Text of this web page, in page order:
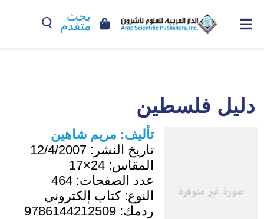
بحث
متقدم
دليل فلسطين
تأليف: مريم شاهين
تاريخ النشر: 12/4/2007
المقاس: 24×17
عدد الصفحات: 464
النوع:كتاب إلكتروني
ردمك: 9786144212509